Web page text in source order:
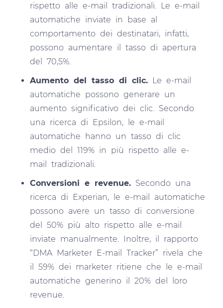
rispetto alle e-mail tradizionali. Le e-mail
automatiche inviate in base al
comportamento dei destinatari, infatti,
possono aumentare il tasso di apertura
del 70,5%.
Aumento del tasso di clic. Le e-mail
automatiche possono generare un
aumento significativo dei clic. Secondo
una ricerca di Epsilon, le e-mail
automatiche hanno un tasso di clic
medio del 119% in più rispetto alle e-
mail tradizionali.
Conversioni e revenue. Secondo una
ricerca di Experian, le e-mail automatiche
possono avere un tasso di conversione
del 50% più alto rispetto alle e-mail
inviate manualmente. Inoltre, il rapporto
“DMA Marketer E-mail Tracker” rivela che
il 59% dei marketer ritiene che le e-mail
automatiche generino il 20% del loro
revenue.